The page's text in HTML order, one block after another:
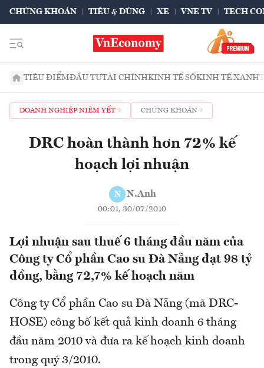
CHỨNG KHOÁN TIÊU & DÙNG XE VNE TV TECH
TIÊU ĐIỂMĐẦU TƯTÀI CHÍNHKINH TẾ SỐKINH TẾ XANH
DOANH NGHIỆP NIÊM YẾT CHỨNG KHOÁN
DRC hoàn thành hơn 72% kế
hoạch lợi nhuận
N N.Anh
00:01, 30/07/2010
Lợi nhuận sau thuế 6 tháng đầu năm của
Công ty Cổ phần Cao su Đà Nẵng đạt 98 tỷ
đồng, bằng 72,7% kế hoạch năm
Công ty Cổ phần Cao su Đà Nẵng (mã DRC-
HOSE) công bố kết quả kinh doanh 6 tháng
đầu năm 2010 và đưa ra kế hoạch kinh doanh
trong quý 3/2010.